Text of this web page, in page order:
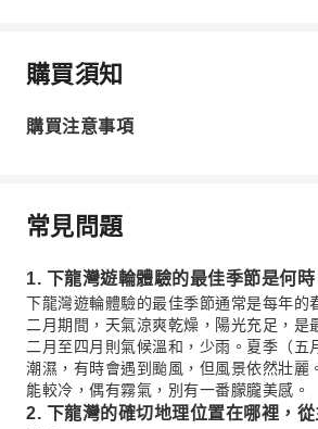
購買須知
購買注意事項
常見問題
1. 下龍灣遊輪體驗的最佳季節是何
下龍灣遊輪體驗的最佳季節通常是每年的
二月期間，天氣涼爽乾燥，陽光充足，是
二月至四月則氣候溫和，少雨。夏季（五
潮濕，有時會遇到颱風，但風景依然壯麗
能較冷，偶有霧氣，別有一番朦朧美感。
2. 下龍灣的確切地理位置在哪裡，